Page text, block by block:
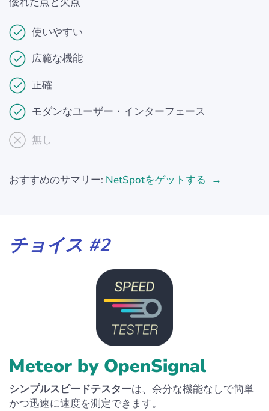
使いやすい
広範な機能
正確
モダンなユーザー・インターフェース
無し
おすすめのサマリー: NetSpotをゲットする
チョイス #2
Meteor by OpenSignal
シンプルスピードテスターは、余分な機能なしで簡単
かつ迅速に速度を測定できます。